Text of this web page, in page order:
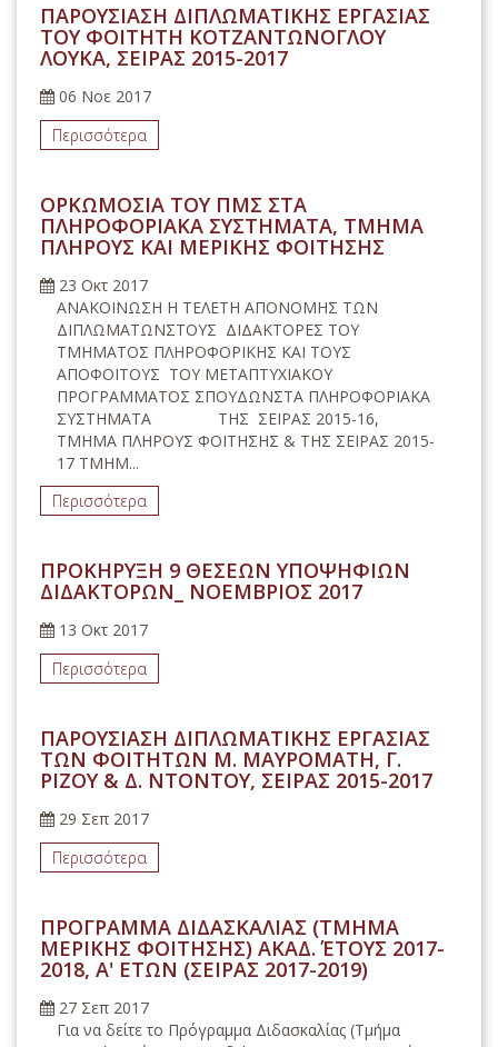
ΠΑΡΟΥΣΙΑΣΗ ΔΙΠΛΩΜΑΤΙΚΗΣ ΕΡΓΑΣΙΑΣ
ΤΟΥ ΦΟΙΤΗΤΗ ΚΟΤΖΑΝΤΩΝΟΓΛΟΥ
ΛΟΥΚΑ, ΣΕΙΡΑΣ 2015-2017
06 Νοε 2017
Περισσότερα
ΟΡΚΩΜΟΣΙΑ ΤΟΥ ΠΜΣ ΣΤΑ
ΠΛΗΡΟΦΟΡΙΑΚΑ ΣΥΣΤΗΜΑΤΑ, ΤΜΗΜΑ
ΠΛΗΡΟΥΣ ΚΑΙ ΜΕΡΙΚΗΣ ΦΟΙΤΗΣΗΣ
23 Οκτ 2017
ΑΝΑΚΟΙΝΩΣΗ Η ΤΕΛΕΤΗ ΑΠΟΝΟΜΗΣ ΤΩΝ
ΔΙΠΛΩΜΑΤΩΝΣΤΟΥΣ ΔΙΔΑΚΤΟΡΕΣ ΤΟΥ
ΤΜΗΜΑΤΟΣ ΠΛΗΡΟΦΟΡΙΚΗΣ ΚΑΙ ΤΟΥΣ
ΑΠΟΦΟΙΤΟΥΣ ΤΟΥ ΜΕΤΑΠΤΥΧΙΑΚΟΥ
ΠΡΟΓΡΑΜΜΑΤΟΣ ΣΠΟΥΔΩΝΣΤΑ ΠΛΗΡΟΦΟΡΙΑΚΑ
ΣΥΣΤΗΜΑΤΑ ΤΗΣ ΣΕΙΡΑΣ 2015-16,
ΤΜΗΜΑ ΠΛΗΡΟΥΣ ΦΟΙΤΗΣΗΣ & ΤΗΣ ΣΕΙΡΑΣ 2015-
17 ΤΜΗΜ...
Περισσότερα
ΠΡΟΚΗΡΥΞΗ 9 ΘΕΣΕΩΝ ΥΠΟΨΗΦΙΩΝ
ΔΙΔΑΚΤΟΡΩΝ_ ΝΟΕΜΒΡΙΟΣ 2017
13 Οκτ 2017
Περισσότερα
ΠΑΡΟΥΣΙΑΣΗ ΔΙΠΛΩΜΑΤΙΚΗΣ ΕΡΓΑΣΙΑΣ
ΤΩΝ ΦΟΙΤΗΤΩΝ Μ. ΜΑΥΡΟΜΑΤΗ, Γ.
ΡΙΖΟΥ & Δ. ΝΤΟΝΤΟΥ, ΣΕΙΡΑΣ 2015-2017
29 Σεπ 2017
Περισσότερα
ΠΡΟΓΡΑΜΜΑ ΔΙΔΑΣΚΑΛΙΑΣ (ΤΜΗΜΑ
ΜΕΡΙΚΗΣ ΦΟΙΤΗΣΗΣ) ΑΚΑΔ. ΈΤΟΥΣ 2017-
2018, Α' ΕΤΩΝ (ΣΕΙΡΑΣ 2017-2019)
27 Σεπ 2017
Για να δείτε το Πρόγραμμα Διδασκαλίας (Τμήμα